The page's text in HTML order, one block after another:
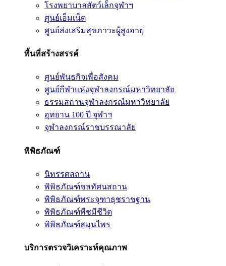
โรงพยาบาลสัตว์เล็กจุฬาฯ
ศูนย์เอ็มเน็ต
ศูนย์ส่งเสริมสุขภาวะผู้สูงอายุ
พื้นที่สร้างสรรค์
ศูนย์พันธกิจเพื่อสังคม
ศูนย์กีฬาแห่งจุฬาลงกรณ์มหาวิทยาลัย
ธรรมสถานจุฬาลงกรณ์มหาวิทยาลัย
อุทยาน 100 ปี จุฬาฯ
จุฬาลงกรณ์ราชบรรณาลัย
พิพิธภัณฑ์
นิทรรศสถาน
พิพิธภัณฑ์ชลทัศนสถาน
พิพิธภัณฑ์พระจุฑาธุชราชฐาน
พิพิธภัณฑ์พืชมีชีวิต
พิพิธภัณฑ์สมุนไพร
บริการตรวจวิเคราะห์คุณภาพ